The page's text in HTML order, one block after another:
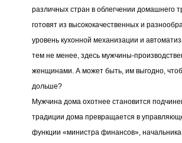
различных стран в облегчении домашнего
готовят из высококачественных и
уровень кухонной механизации и
тем не менее, здесь мужчины-
женщинами. А может быть, им выгодно,
дольше?
Мужчина дома охотнее становится
традиции дома превращается в
функции «министра финансов»,